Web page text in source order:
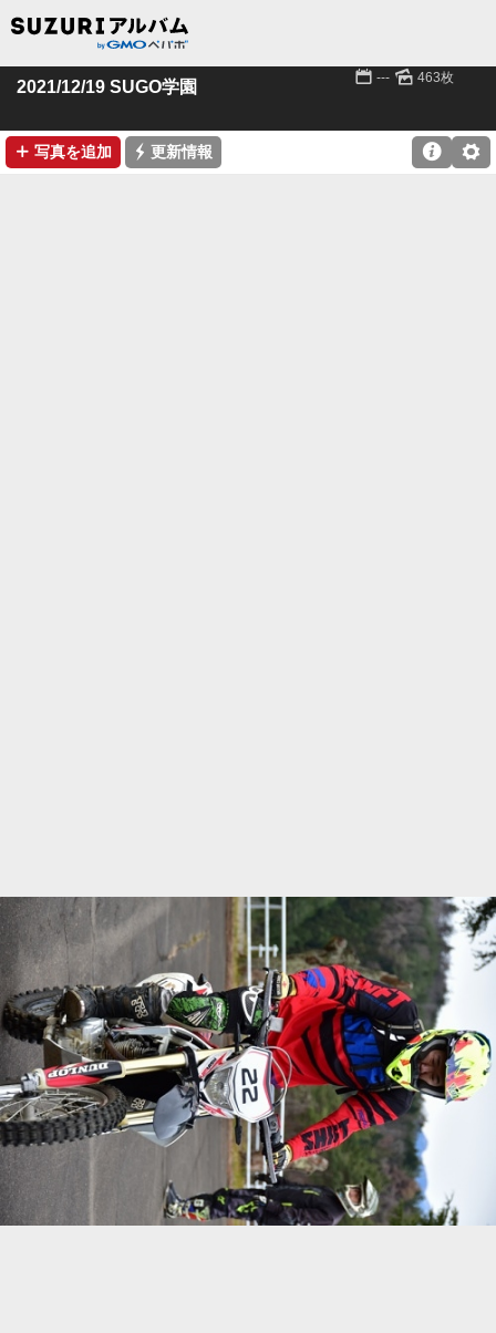
2021/12/19 SUGO学園 📅 --- 🌄 463枚
➕ 写真を追加 ⚡ 更新情報 ⚙
